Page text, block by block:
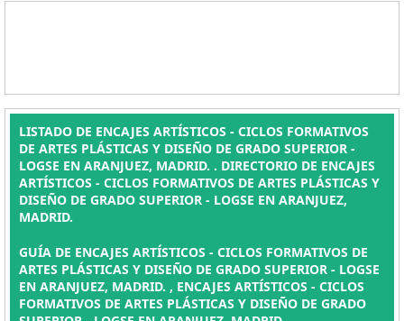
LISTADO DE ENCAJES ARTÍSTICOS - CICLOS FORMATIVOS
DE ARTES PLÁSTICAS Y DISEÑO DE GRADO SUPERIOR -
LOGSE EN ARANJUEZ, MADRID. . DIRECTORIO DE ENCAJES
ARTÍSTICOS - CICLOS FORMATIVOS DE ARTES PLÁSTICAS Y
DISEÑO DE GRADO SUPERIOR - LOGSE EN ARANJUEZ,
MADRID.
GUÍA DE ENCAJES ARTÍSTICOS - CICLOS FORMATIVOS DE
ARTES PLÁSTICAS Y DISEÑO DE GRADO SUPERIOR - LOGSE
EN ARANJUEZ, MADRID. , ENCAJES ARTÍSTICOS - CICLOS
FORMATIVOS DE ARTES PLÁSTICAS Y DISEÑO DE GRADO